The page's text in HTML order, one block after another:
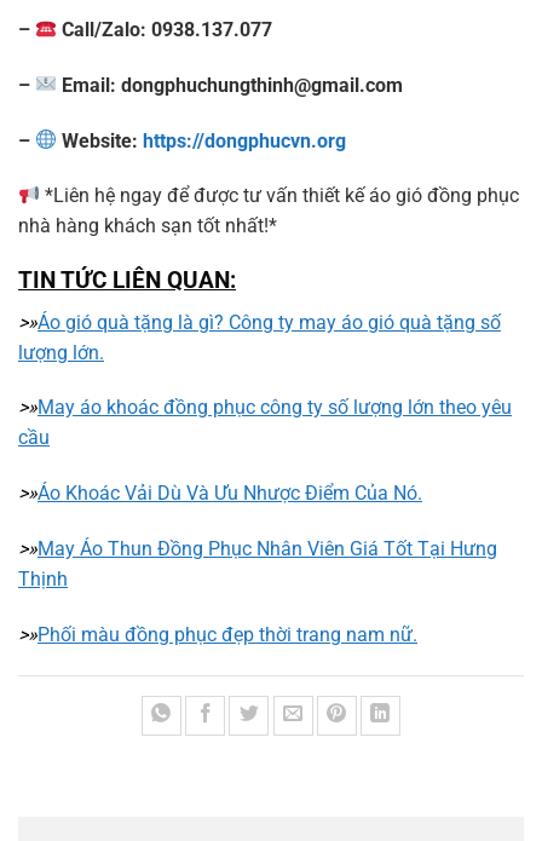
– Call/Zalo: 0938.137.077
– Email:dongphuchungthinh@gmail.com
– Website:https://dongphucvn.org
*Liên hệ ngay để được tư vấn thiết kế áo gió đồng phục
nhà hàng khách sạn tốt nhất!*
TIN TỨC LIÊN QUAN:
>»Áo gió quà tặng là gì? Công ty may áo gió quà tặng số
lượng lớn.
>»May áo khoác đồng phục công ty số lượng lớn theo yêu
cầu
>»Áo Khoác Vải Dù Và Ưu Nhược Điểm Của Nó.
>»May Áo Thun Đồng Phục Nhân Viên Giá Tốt Tại Hưng
Thịnh
>»Phối màu đồng phục đẹp thời trang nam nữ.